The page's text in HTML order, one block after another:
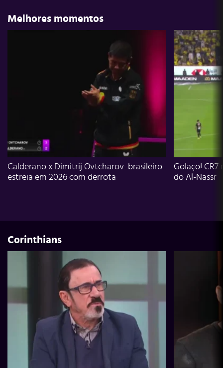
Melhores momentos
Calderano x Dimitrij Ovtcharov: brasileiro
estreia em 2026 com derrota
Golaço!
do Al-Nassr
Corinthians